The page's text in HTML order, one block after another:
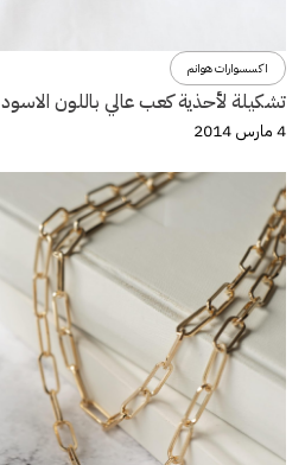
اكسسوارات هوانم
تشكيلة لأحذية كعب عالي باللون الاسود
4 مارس 2014